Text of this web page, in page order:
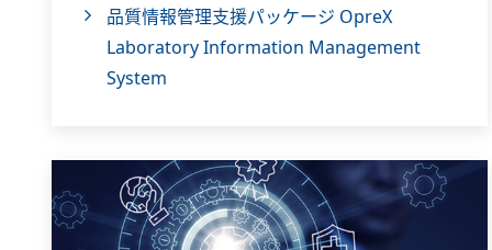
品質情報管理支援パッケージ OpreX
Laboratory Information Management
System